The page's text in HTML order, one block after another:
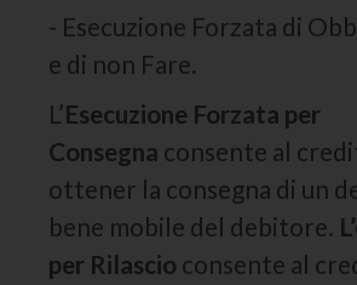
- Esecuzione Forzata di
e di non Fare.
L’Esecuzione Forzata per
Consegna consente al
ottener la consegna di un
bene mobile del debitore.
per Rilascio consente al